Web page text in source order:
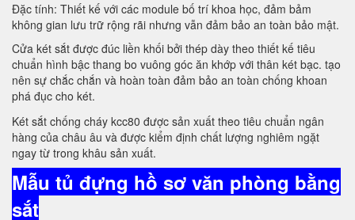
Đặc tính: Thiết kế với các module bố trí khoa học, đảm bảm
không gian lưu trữ rộng rãi nhưng vẫn đảm bảo an toàn bảo mật.
Cửa két sắt được đúc liền khối bởi thép dày theo thiết kế tiêu
chuẩn hình bậc thang bo vuông góc ăn khớp với thân két bạc. tạo
nên sự chắc chắn và hoàn toàn đảm bảo an toàn chống khoan
phá đục cho két.
Két sắt chống cháy kcc80 được sản xuất theo tiêu chuẩn ngân
hàng của châu âu và được kiểm định chất lượng nghiêm ngặt
ngay từ trong khâu sản xuất.
Mẫu tủ đựng hồ sơ văn phòng bằng
sắt